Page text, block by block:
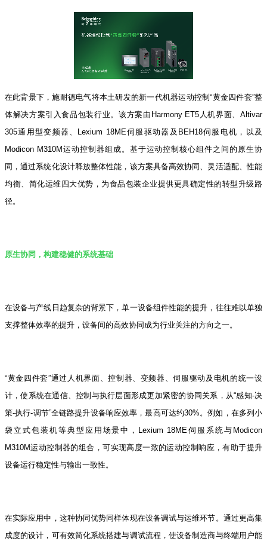
在此背景下，施耐德电气将本土研发的新一代机器运动控制“黄金四件套”整
体解决方案引入食品包装行业。该方案由Harmony ET5人机界面、Altivar
305通用型变频器、Lexium 18ME伺服驱动器及BEH18伺服电机，以及
Modicon M310M运动控制器组成。基于运动控制核心组件之间的原生协
同，通过系统化设计释放整体性能，该方案具备高效协同、灵活适配、性能
均衡、简化运维四大优势，为食品包装企业提供更具确定性的转型升级路
径。
原生协同，构建稳健的系统基础
在设备与产线日趋复杂的背景下，单一设备组件性能的提升，往往难以单独
支撑整体效率的提升，设备间的高效协同成为行业关注的方向之一。
“黄金四件套”通过人机界面、控制器、变频器、伺服驱动及电机的统一设
计，使系统在通信、控制与执行层面形成更加紧密的协同关系，从“感知-决
策-执行-调节”全链路提升设备响应效率，最高可达约30%。例如，在多列小
袋立式包装机等典型应用场景中，Lexium 18ME伺服系统与Modicon
M310M运动控制器的组合，可实现高度一致的运动控制响应，有助于提升
设备运行稳定性与输出一致性。
在实际应用中，这种协同优势同样体现在设备调试与运维环节。通过更高集
成度的设计，可有效简化系统搭建与调试流程，使设备制造商与终端用户能